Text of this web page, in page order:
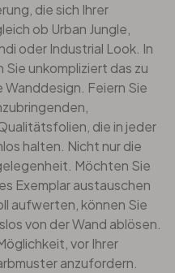
die sich Ihrer
ob Urban Jungle,
oder Industrial Look. In
unkompliziert das zu
Feiern Sie
die in jeder
halten. Nicht nur die
Möchten Sie
Exemplar austauschen
aufwerten, können Sie
von der Wand ablösen.
vor Ihrer
anzufordern.